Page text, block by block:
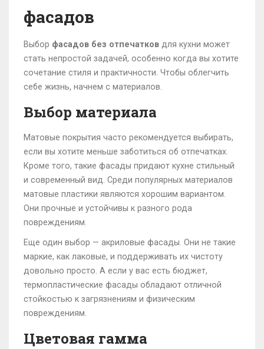
фасадов
Выбор фасадов без отпечатков для кухни может
стать непростой задачей, особенно когда вы хотите
сочетание стиля и практичности. Чтобы облегчить
себе жизнь, начнем с материалов.
Выбор материала
Матовые покрытия часто рекомендуется выбирать,
если вы хотите меньше заботиться об отпечатках.
Кроме того, такие фасады придают кухне стильный
и современный вид. Среди популярных материалов
матовые пластики являются хорошим вариантом.
Они прочные и устойчивы к разного рода
повреждениям.
Еще один выбор — акриловые фасады. Они не такие
маркие, как лаковые, и поддерживать их чистоту
довольно просто. А если у вас есть бюджет,
термопластические фасады обладают отличной
стойкостью к загрязнениям и физическим
повреждениям.
Цветовая гамма